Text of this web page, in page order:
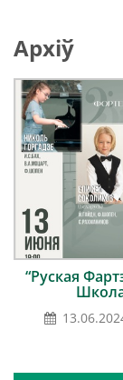
Архіў
“Руская